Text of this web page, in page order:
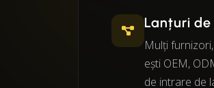
Lanțuri
Mulți
ești OEM,
de intrare de